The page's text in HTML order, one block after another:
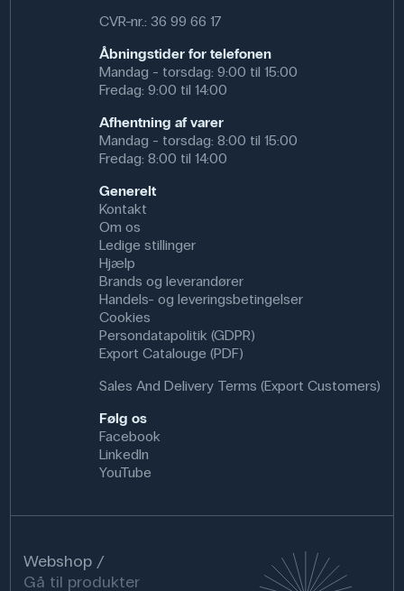
CVR-nr.: 36 99 66 17
Åbningstider for telefonen
Mandag - torsdag: 9:00 til 15:00
Fredag: 9:00 til 14:00
Afhentning af varer
Mandag - torsdag: 8:00 til 15:00
Fredag: 8:00 til 14:00
Generelt
Kontakt
Om os
Ledige stillinger
Hjælp
Brands og leverandører
Handels- og leveringsbetingelser
Cookies
Persondatapolitik (GDPR)
Export Catalouge (PDF)
Sales And Delivery Terms (Export Customers)
Følg os
Facebook
LinkedIn
YouTube
Webshop
Gå til produkter